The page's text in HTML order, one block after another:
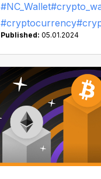
nouvelle aventure,
! NC Wallet a compilé
passionnant.
#NC_Wallet
#cryptocurrency
Published: 05.01.2024